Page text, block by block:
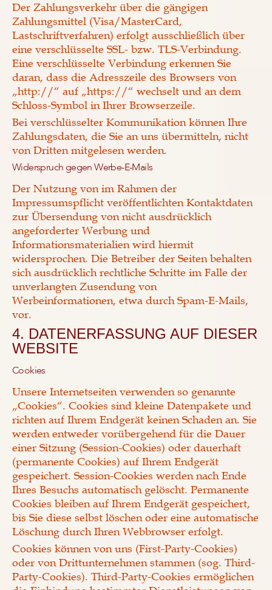
Der Zahlungsverkehr über die gängigen
Zahlungsmittel (Visa/MasterCard,
Lastschriftverfahren) erfolgt ausschließlich über
eine verschlüsselte SSL- bzw. TLS-Verbindung.
Eine verschlüsselte Verbindung erkennen Sie
daran, dass die Adresszeile des Browsers von
„http://“ auf „https://“ wechselt und an dem
Schloss-Symbol in Ihrer Browserzeile.
Bei verschlüsselter Kommunikation können Ihre
Zahlungsdaten, die Sie an uns übermitteln, nicht
von Dritten mitgelesen werden.
Widerspruch gegen Werbe-E-Mails
Der Nutzung von im Rahmen der
Impressumspflicht veröffentlichten Kontaktdaten
zur Übersendung von nicht ausdrücklich
angeforderter Werbung und
Informationsmaterialien wird hiermit
widersprochen. Die Betreiber der Seiten behalten
sich ausdrücklich rechtliche Schritte im Falle der
unverlangten Zusendung von
Werbeinformationen, etwa durch Spam-E-Mails,
vor.
4. DATENERFASSUNG AUF DIESER
WEBSITE
Cookies
Unsere Internetseiten verwenden so genannte
„Cookies“. Cookies sind kleine Datenpakete und
richten auf Ihrem Endgerät keinen Schaden an. Sie
werden entweder vorübergehend für die Dauer
einer Sitzung (Session-Cookies) oder dauerhaft
(permanente Cookies) auf Ihrem Endgerät
gespeichert. Session-Cookies werden nach Ende
Ihres Besuchs automatisch gelöscht. Permanente
Cookies bleiben auf Ihrem Endgerät gespeichert,
bis Sie diese selbst löschen oder eine automatische
Löschung durch Ihren Webbrowser erfolgt.
Cookies können von uns (First-Party-Cookies)
oder von Drittunternehmen stammen (sog. Third-
Party-Cookies). Third-Party-Cookies ermöglichen